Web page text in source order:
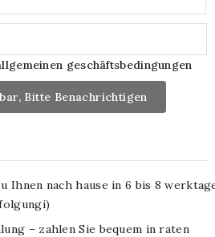
geschäftsbedingungen
Bitte Benachrichtigen
Ihnen nach hause in 6 bis 8
– zahlen Sie bequem in raten